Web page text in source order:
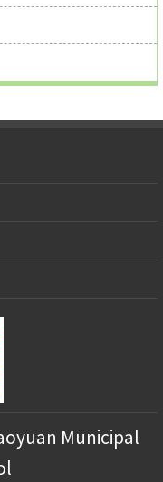
Municipal